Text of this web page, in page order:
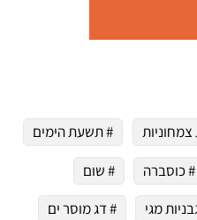
# תשעת הימים
# כוסברה
# שום
מגי
# דג מוסר ים